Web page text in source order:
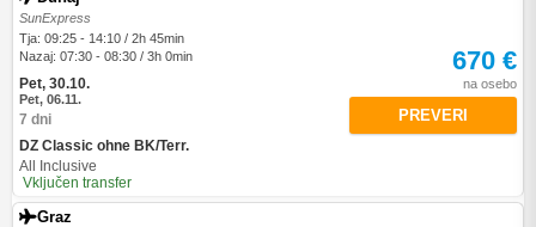
SunExpress
Tja: 09:25 - 14:10 / 2h 45min
Nazaj: 07:30 - 08:30 / 3h 0min
Pet, 30.10.
Pet, 06.11.
7 dni
DZ Classic ohne BK/Terr.
All Inclusive
Vključen transfer
670 €
na osebo
PREVERI
Graz